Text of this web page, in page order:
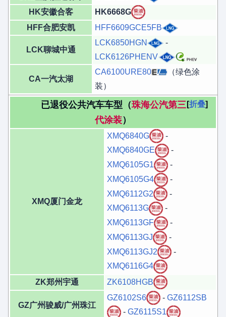
HK安徽合客
HK6668G
HFF合肥安凯
HFF6609GCE5FB
LCK聊城中通
LCK6850HGN
-
LCK6126PHENV
CA一汽太湖
CA6100URE80
（绿色涂
装）
折叠
已退役公共汽车车型（珠海公汽第三
代涂装）
XMQ厦门金龙
XMQ6840G
-
XMQ6840GE
-
XMQ6105G1
-
XMQ6105G4
-
XMQ6112G2
-
XMQ6113G
-
XMQ6113GF
-
XMQ6113GJ
-
XMQ6113GJ2
-
XMQ6116G4
ZK郑州宇通
ZK6108HGB
GZ广州骏威/广州珠江
GZ6102S6 - GZ6112SB
- GZ6115S1